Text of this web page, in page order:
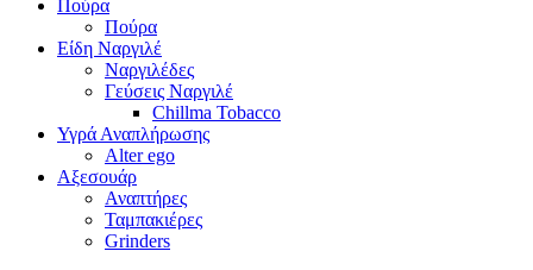
Πούρα
Πούρα
Είδη Ναργιλέ
Ναργιλέδες
Γεύσεις Ναργιλέ
Chillma Tobacco
Υγρά Αναπλήρωσης
Alter ego
Αξεσουάρ
Αναπτήρες
Ταμπακιέρες
Grinders